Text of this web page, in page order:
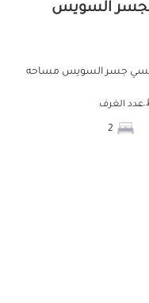
كاش بجسر السويس
روكسي جسر السويس مساحه
عدد الغرف